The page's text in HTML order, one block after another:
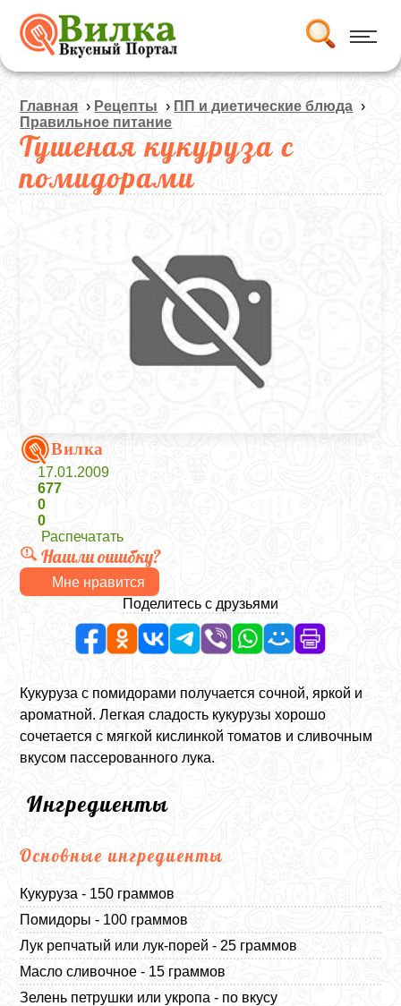
Главная › Рецепты › ПП и диетические блюда ›
Правильное питание
Тушеная кукуруза с
помидорами
Вилка
17.01.2009
677
0
0
Распечатать
Нашли ошибку?
Мне нравится
Поделитесь с друзьями
Кукуруза с помидорами получается сочной, яркой и
ароматной. Легкая сладость кукурузы хорошо
сочетается с мягкой кислинкой томатов и сливочным
вкусом пассерованного лука.
Ингредиенты
Основные ингредиенты
Кукуруза - 150 граммов
Помидоры - 100 граммов
Лук репчатый или лук-порей - 25 граммов
Масло сливочное - 15 граммов
Зелень петрушки или укропа - по вкусу